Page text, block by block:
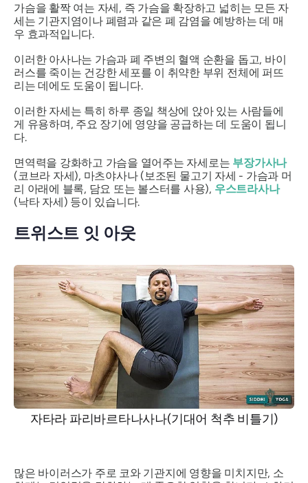
가슴을 활짝 여는 자세, 즉 가슴을 확장하고 넓히는 모든 자
세는 기관지염이나 폐렴과 같은 폐 감염을 예방하는 데 매
우 효과적입니다.
이러한 아사나는 가슴과 폐 주변의 혈액 순환을 돕고, 바이
러스를 죽이는 건강한 세포를 이 취약한 부위 전체에 퍼뜨
리는 데에도 도움이 됩니다.
이러한 자세는 특히 하루 종일 책상에 앉아 있는 사람들에
게 유용하며, 주요 장기에 영양을 공급하는 데 도움이 됩니
다.
면역력을 강화하고 가슴을 열어주는 자세로는 부장가사나
(코브라 자세), 마츠야사나(보조된 물고기 자세 - 가슴과 머
리 아래에 블록, 담요 또는 볼스터를 사용), 우스트라사나
(낙타 자세) 등이 있습니다.
트위스트 잇 아웃
자타라 파리바르타나사나(기대어 척추 비틀기)
많은 바이러스가 주로 코와 기관지에 영향을 미치지만, 소